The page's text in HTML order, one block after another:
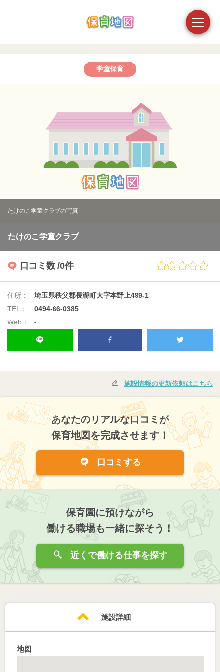
学童保育
たけのこ学童クラブの写真
たけのこ学童クラブ
口コミ数 /0件
住所：
埼玉県秩父郡長瀞町大字本野上499-1
TEL：
0494-66-0385
Web：
-
施設情報の更新依頼はこちら
あなたのリアルな口コミが
保育地図を完成させます！
口コミする
保育園に預けながら
働ける職場も一緒に探そう！
近くで働ける仕事を探す
施設詳細
地図